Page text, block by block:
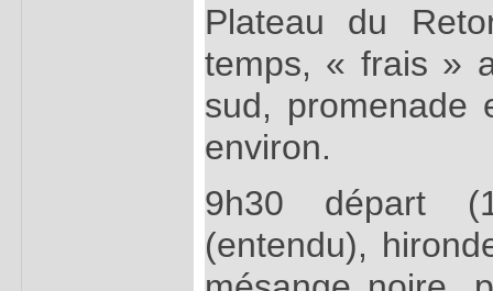
Plateau du
temps, « frais »
sud,
environ.
9h30 départ
(entendu),